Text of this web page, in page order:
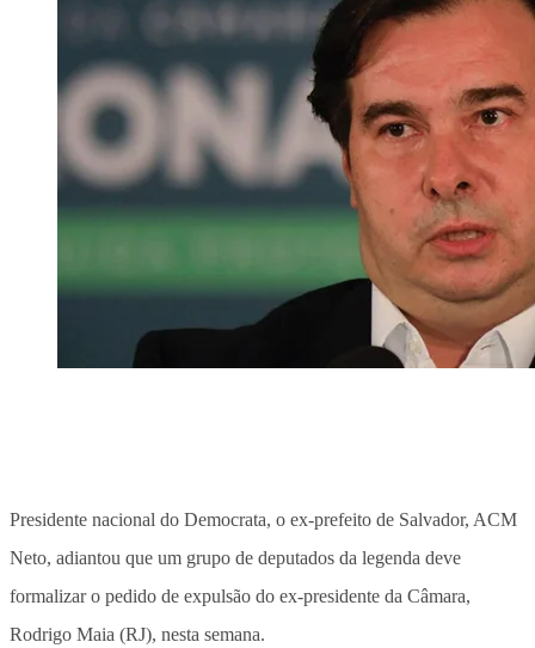
Presidente nacional do Democrata, o ex-prefeito de Salvador, ACM
Neto, adiantou que um grupo de deputados da legenda deve
formalizar o pedido de expulsão do ex-presidente da Câmara,
Rodrigo Maia (RJ), nesta semana.